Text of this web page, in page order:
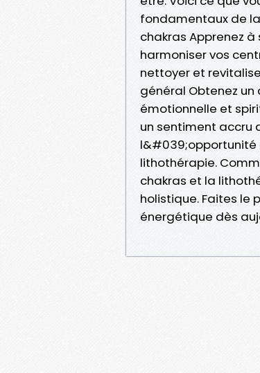
fondamentaux de
chakras Apprenez
harmoniser vos
nettoyer et
général Obtenez
émotionnelle et
un sentiment accru
l&#039;opportunité
lithothérapie.
chakras et la
holistique. Faites le
énergétique dès